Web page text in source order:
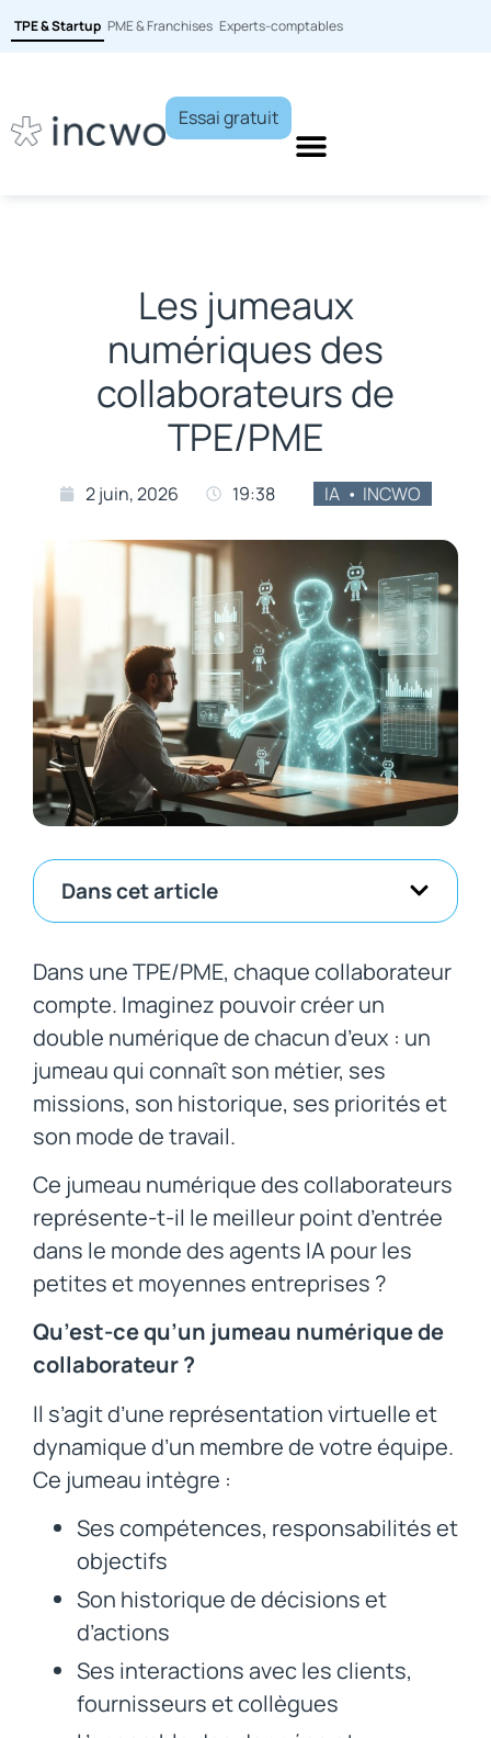
TPE & Startup PME & Franchises Experts-comptables
Essai gratuit
Les jumeaux
numériques des
collaborateurs de
TPE/PME
2 juin, 2026 19:38 IA INCWO
Dans cet article
Dans une TPE/PME, chaque collaborateur
compte. Imaginez pouvoir créer un
double numérique de chacun d’eux : un
jumeau qui connaît son métier, ses
missions, son historique, ses priorités et
son mode de travail.
Ce jumeau numérique des collaborateurs
représente-t-il le meilleur point d’entrée
dans le monde des agents IA pour les
petites et moyennes entreprises ?
Qu’est-ce qu’un jumeau numérique de
collaborateur ?
Il s’agit d’une représentation virtuelle et
dynamique d’un membre de votre équipe.
Ce jumeau intègre :
Ses compétences, responsabilités et
objectifs
Son historique de décisions et
d’actions
Ses interactions avec les clients,
fournisseurs et collègues